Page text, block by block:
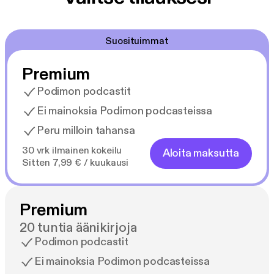
Suosituimmat
Premium
Podimon podcastit
Ei mainoksia Podimon podcasteissa
Peru milloin tahansa
30 vrk ilmainen kokeilu
Sitten 7,99 € / kuukausi
Aloita maksutta
Premium
20 tuntia äänikirjoja
Podimon podcastit
Ei mainoksia Podimon podcasteissa